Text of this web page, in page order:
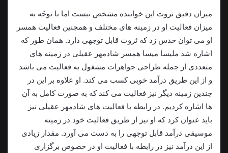
میزان دقیق ثروت این خواننده مشخص نیست اما با توجّه به
میزان فعالیت او در زمینه های مختلف و همچنین فعالیت همسر
او می توان حدس زد که ثروت قابل توجهی دارد. همان طور که
اشاره شد ملیسا میسا همسر شادمهر عقیلی در زمینه های
متعددی از جمله طراحی جواهرات مشغول به فعالیت می باشد
و از این طريق درآمد خوبی کسب می کند. او علاوه بر این در
چندین زمینه دیگر نيز فعالیت می کند که به صورت کامل به آن
ها اشاره کردیم. در رابطه با فعالیت های شادمهر عقیلی نیز
باید عنوان کرد که او نيز از طریق فعالیت خود در زمینه
موسیقی درآمد قابل توجهی را به دست می آورد. مقدار زیادی
از این درآمد نیز در رابطه با فعالیت او در خصوص برگزاری